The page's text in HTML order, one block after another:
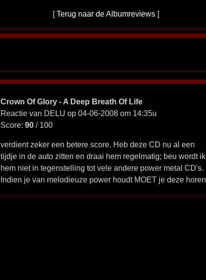
[Terug naar de Albumreviews ]
Crown Of Glory - A Deep Breath Of Life
Reactie van DELU op 04-06-2008 om 14:35u
Score: 90/ 100
verdient zeker een betere score. Heb deze CD nu al een
tijdje in de auto zitten en draai hem regelmatig; beu wordt ik
hem niet in tegenstelling tot vele andere power metal CD's.
Indien je van melodieuze power houdt MOET je deze horen